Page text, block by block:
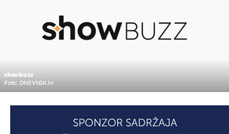
showbuzz
Foto: DNEVNIK.hr